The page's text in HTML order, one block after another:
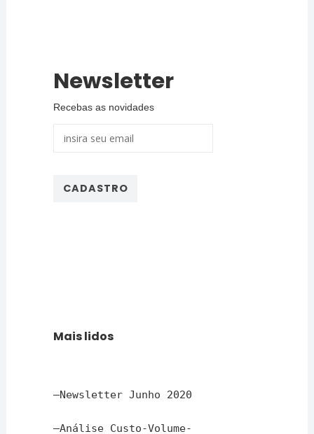
Newsletter
Recebas as novidades
Mais lidos
–Newsletter Junho 2020
–Análise Custo-Volume-